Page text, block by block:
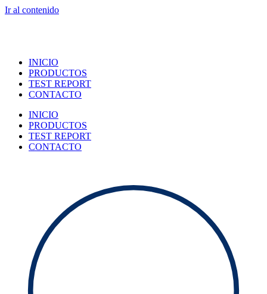
Ir al contenido
INICIO
PRODUCTOS
TEST REPORT
CONTACTO
INICIO
PRODUCTOS
TEST REPORT
CONTACTO